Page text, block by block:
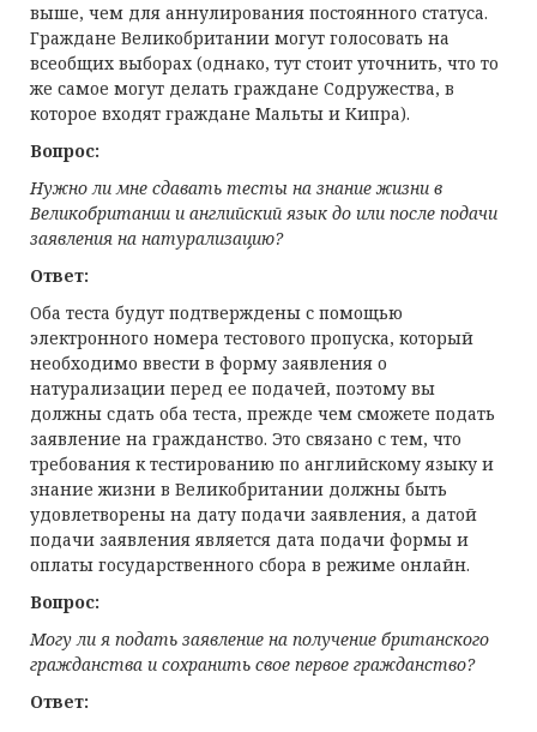
выше, чем для аннулирования постоянного статуса.
Граждане Великобритании могут голосовать на
всеобщих выборах (однако, тут стоит уточнить, что то
же самое могут делать граждане Содружества, в
которое входят граждане Мальты и Кипра).
Вопрос:
Нужно ли мне сдавать тесты на знание жизни в
Великобритании и английский язык до или после подачи
заявления на натурализацию?
Ответ:
Оба теста будут подтверждены с помощью
электронного номера тестового пропуска, который
необходимо ввести в форму заявления о
натурализации перед ее подачей, поэтому вы
должны сдать оба теста, прежде чем сможете подать
заявление на гражданство. Это связано с тем, что
требования к тестированию по английскому языку и
знание жизни в Великобритании должны быть
удовлетворены на дату подачи заявления, а датой
подачи заявления является дата подачи формы и
оплаты государственного сбора в режиме онлайн.
Вопрос:
Могу ли я подать заявление на получение британского
гражданства и сохранить свое первое гражданство?
Ответ: